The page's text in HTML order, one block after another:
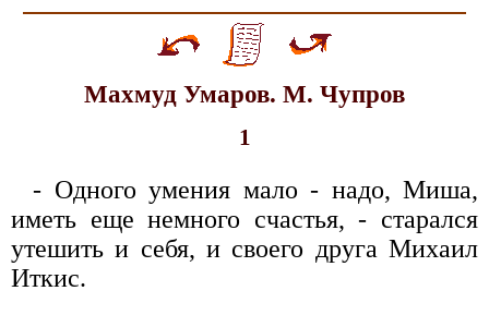
Махмуд Умаров. М. Чупров
1
- Одного умения мало - надо, Миша,
иметь еще немного счастья, - старался
утешить и себя, и своего друга Михаил
Иткис.